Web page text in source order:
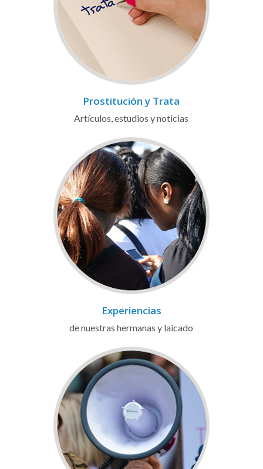
Prostitución y Trata
Artículos, estudios y noticias
Experiencias
de nuestras hermanas y laicado